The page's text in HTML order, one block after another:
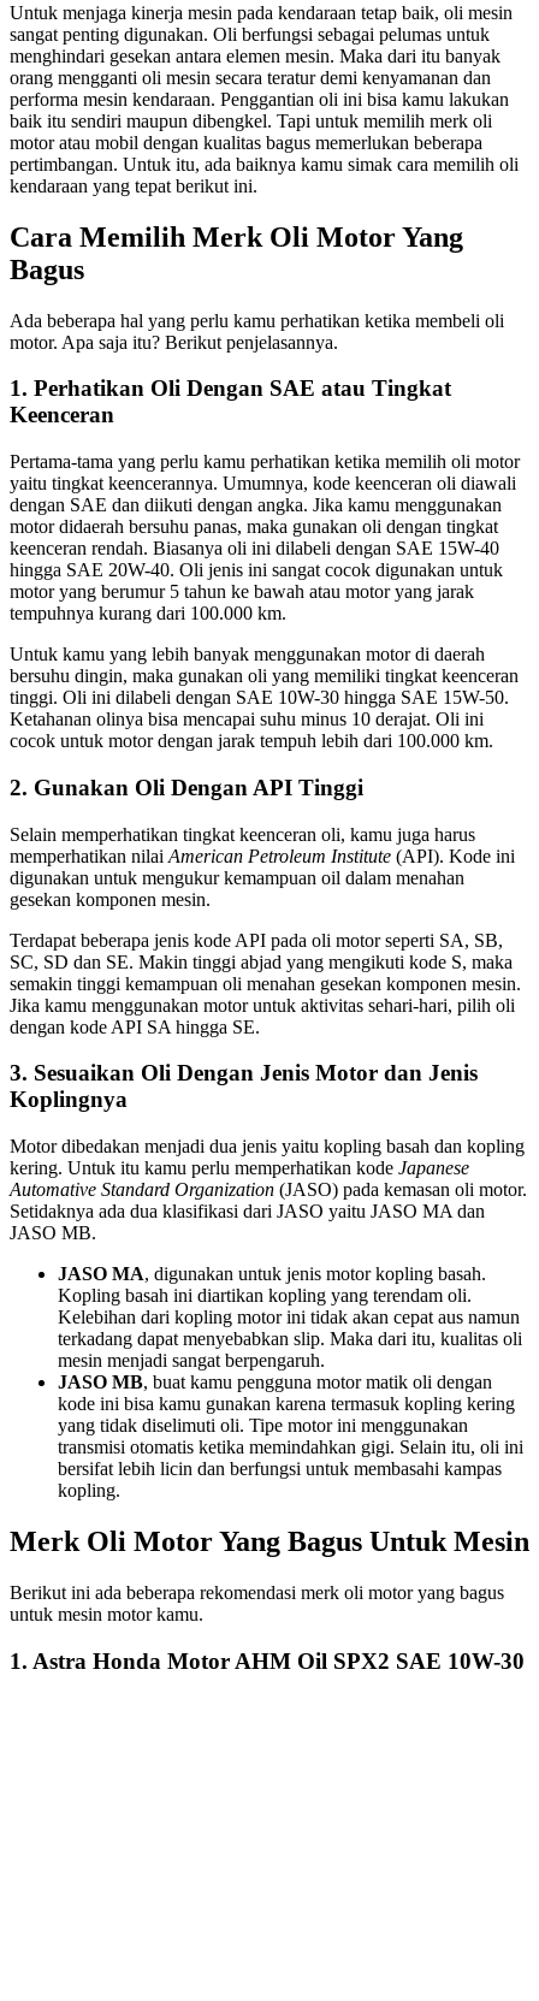
Untuk menjaga kinerja mesin pada kendaraan tetap baik, oli mesin
sangat penting digunakan. Oli berfungsi sebagai pelumas untuk
menghindari gesekan antara elemen mesin. Maka dari itu banyak
orang mengganti oli mesin secara teratur demi kenyamanan dan
performa mesin kendaraan. Penggantian oli ini bisa kamu lakukan
baik itu sendiri maupun dibengkel. Tapi untuk memilih merk oli
motor atau mobil dengan kualitas bagus memerlukan beberapa
pertimbangan. Untuk itu, ada baiknya kamu simak cara memilih oli
kendaraan yang tepat berikut ini.
Cara Memilih Merk Oli Motor Yang
Bagus
Ada beberapa hal yang perlu kamu perhatikan ketika membeli oli
motor. Apa saja itu? Berikut penjelasannya.
1. Perhatikan Oli Dengan SAE atau Tingkat
Keenceran
Pertama-tama yang perlu kamu perhatikan ketika memilih oli motor
yaitu tingkat keencerannya. Umumnya, kode keenceran oli diawali
dengan SAE dan diikuti dengan angka. Jika kamu menggunakan
motor didaerah bersuhu panas, maka gunakan oli dengan tingkat
keenceran rendah. Biasanya oli ini dilabeli dengan SAE 15W-40
hingga SAE 20W-40. Oli jenis ini sangat cocok digunakan untuk
motor yang berumur 5 tahun ke bawah atau motor yang jarak
tempuhnya kurang dari 100.000 km.
Untuk kamu yang lebih banyak menggunakan motor di daerah
bersuhu dingin, maka gunakan oli yang memiliki tingkat keenceran
tinggi. Oli ini dilabeli dengan SAE 10W-30 hingga SAE 15W-50.
Ketahanan olinya bisa mencapai suhu minus 10 derajat. Oli ini
cocok untuk motor dengan jarak tempuh lebih dari 100.000 km.
2. Gunakan Oli Dengan API Tinggi
Selain memperhatikan tingkat keenceran oli, kamu juga harus
memperhatikan nilai American Petroleum Institute (API). Kode ini
digunakan untuk mengukur kemampuan oil dalam menahan
gesekan komponen mesin.
Terdapat beberapa jenis kode API pada oli motor seperti SA, SB,
SC, SD dan SE. Makin tinggi abjad yang mengikuti kode S, maka
semakin tinggi kemampuan oli menahan gesekan komponen mesin.
Jika kamu menggunakan motor untuk aktivitas sehari-hari, pilih oli
dengan kode API SA hingga SE.
3. Sesuaikan Oli Dengan Jenis Motor dan Jenis
Koplingnya
Motor dibedakan menjadi dua jenis yaitu kopling basah dan kopling
kering. Untuk itu kamu perlu memperhatikan kode Japanese
Automative Standard Organization (JASO) pada kemasan oli motor.
Setidaknya ada dua klasifikasi dari JASO yaitu JASO MA dan
JASO MB.
JASO MA, digunakan untuk jenis motor kopling basah.
Kopling basah ini diartikan kopling yang terendam oli.
Kelebihan dari kopling motor ini tidak akan cepat aus namun
terkadang dapat menyebabkan slip. Maka dari itu, kualitas oli
mesin menjadi sangat berpengaruh.
JASO MB, buat kamu pengguna motor matik oli dengan
kode ini bisa kamu gunakan karena termasuk kopling kering
yang tidak diselimuti oli. Tipe motor ini menggunakan
transmisi otomatis ketika memindahkan gigi. Selain itu, oli ini
bersifat lebih licin dan berfungsi untuk membasahi kampas
kopling.
Merk Oli Motor Yang Bagus Untuk Mesin
Berikut ini ada beberapa rekomendasi merk oli motor yang bagus
untuk mesin motor kamu.
1. Astra Honda Motor AHM Oil SPX2 SAE 10W-30